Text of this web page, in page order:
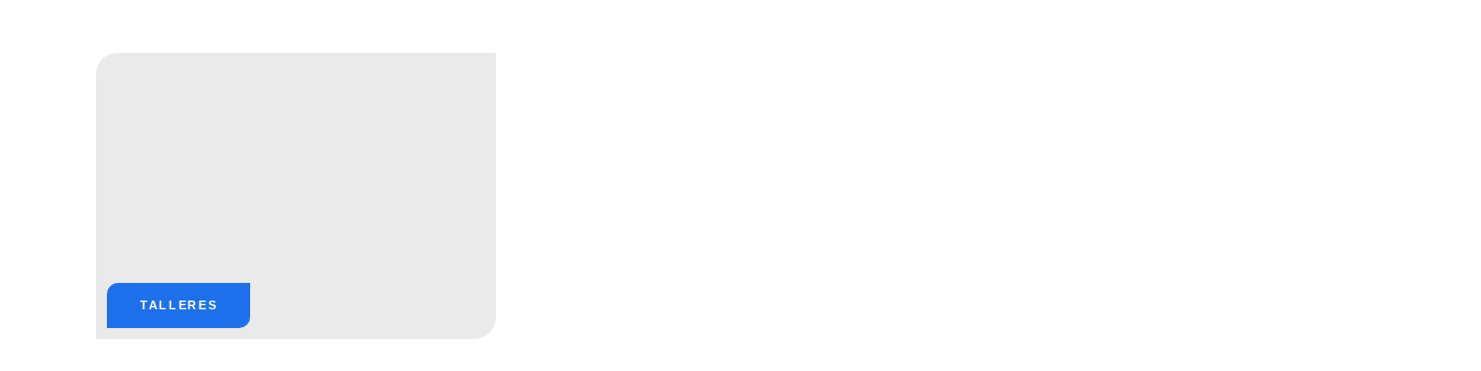
TALLERES